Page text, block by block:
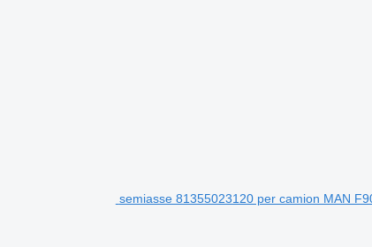
semiasse 81355023120 per camion MAN